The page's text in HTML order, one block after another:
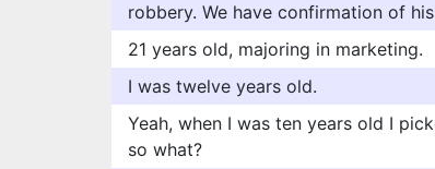
robbery. We have confirmation of
21 years old, majoring in marketing.
I was twelve years old.
Yeah, when I was ten years old I
so what?